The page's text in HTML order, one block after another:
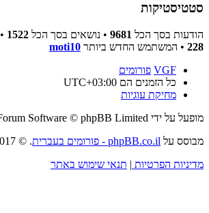
סטטיסטיקות
הודעות בסך הכל 9681 • נושאים בסך הכל 1522
228 • המשתמש החדש ביותר moti10
VGF פורומים
כל הזמנים הם UTC+03:00
מחיקת עוגיות
מופעל על ידי Software © phpBB Limited
מבוסס על phpBB.co.il - פורומים בעברית
. © 2017 - phpBB.co.il.
מדיניות הפרטיות | תנאי שימוש באתר